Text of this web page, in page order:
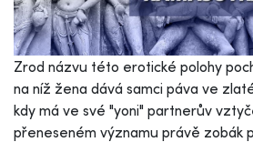
Zrod názvu této erotické polohy
na níž žena dává samci páva ve
kdy má ve své "yoni" partnerův
přeneseném významu právě zobák